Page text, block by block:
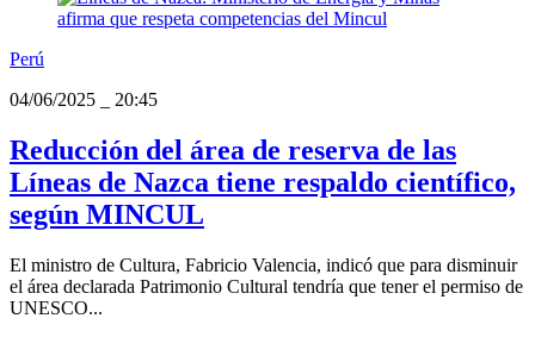
Perú
04/06/2025
20:45
Reducción del área de reserva de las
Líneas de Nazca tiene respaldo científico,
según MINCUL
El ministro de Cultura, Fabricio Valencia, indicó que para disminuir
el área declarada Patrimonio Cultural tendría que tener el permiso de
UNESCO...